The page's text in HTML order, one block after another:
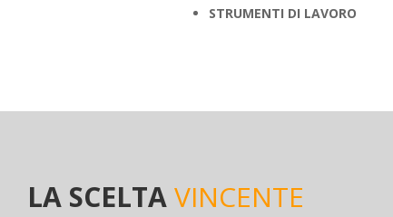
STRUMENTI DI LAVORO
LA SCELTAVINCENTE